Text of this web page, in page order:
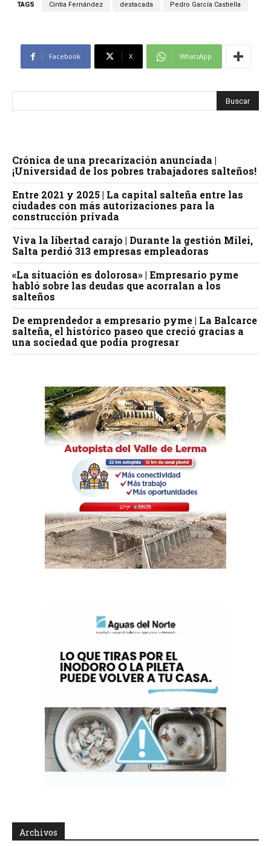
TAGS Cintia Fernández destacada Pedro García Castiella
Facebook X WhatsApp
Crónica de una precarización anunciada |
¡Universidad de los pobres trabajadores salteños!
Entre 2021 y 2025 | La capital salteña entre las
ciudades con más autorizaciones para la
construcción privada
Viva la libertad carajo | Durante la gestión Milei,
Salta perdió 313 empresas empleadoras
«La situación es dolorosa» | Empresario pyme
habló sobre las deudas que acorralan a los
salteños
De emprendedor a empresario pyme | La Balcarce
salteña, el histórico paseo que creció gracias a
una sociedad que podía progresar
Archivos